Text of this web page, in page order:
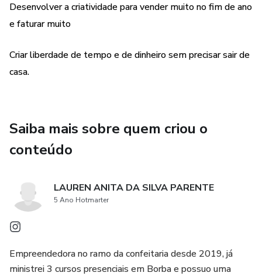
Desenvolver a criatividade para vender muito no fim de ano
e faturar muito
Criar liberdade de tempo e de dinheiro sem precisar sair de
casa.
Saiba mais sobre quem criou o
conteúdo
LAUREN ANITA DA SILVA PARENTE
5 Ano Hotmarter
Empreendedora no ramo da confeitaria desde 2019, já
ministrei 3 cursos presenciais em Borba e possuo uma